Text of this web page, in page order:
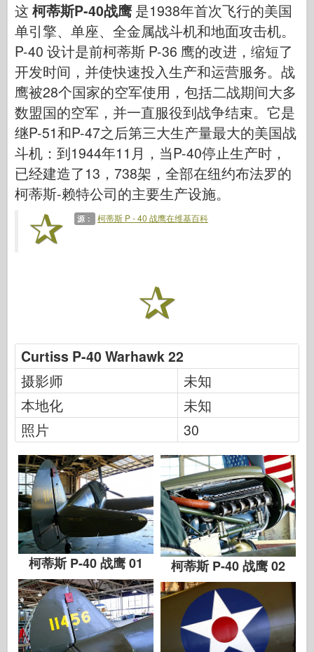
网络爱好
德尼普罗莫德
龙
爱德华
E.T. 模型
精细模具
瓦洛尔部队
弗里尔模型
长谷川
海勒
霍比博斯
孟模
塔米亚
三星
特朗普特
兹韦兹达
相册-照片
四处走动
书
Dvd
联系
勒杂志
套件
这柯蒂斯P-40战鹰 是1938年首次飞行的美国
单引擎、单座、全金属战斗机和地面攻击机。
P-40 设计是前柯蒂斯 P-36 鹰的改进，缩短了
开发时间，并使快速投入生产和运营服务。战
鹰被28个国家的空军使用，包括二战期间大多
数盟国的空军，并一直服役到战争结束。它是
继P-51和P-47之后第三大生产量最大的美国战
斗机：到1944年11月，当P-40停止生产时，
已经建造了13，738架，全部在纽约布法罗的
柯蒂斯-赖特公司的主要生产设施。
源： 柯蒂斯 P - 40 战鹰在维基百科
Curtiss P-40 Warhawk 22
摄影师
未知
本地化
未知
照片
30
柯蒂斯 P-40 战鹰 01 柯蒂斯 P-40 战鹰 02